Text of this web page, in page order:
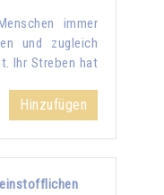
immer
und zugleich
Ihr Streben hat
Hinzufügen